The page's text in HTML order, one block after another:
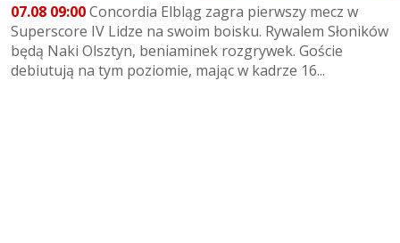
07.08 09:00Concordia Elbląg zagra pierwszy mecz w
Superscore IV Lidze na swoim boisku. Rywalem Słoników
będą Naki Olsztyn, beniaminek rozgrywek. Goście
debiutują na tym poziomie, mając w kadrze 16...